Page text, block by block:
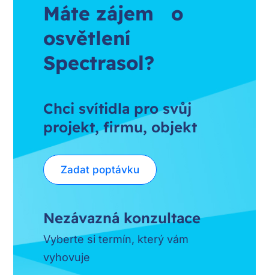
Máte zájem o
osvětlení
Spectrasol?
Chci svítidla pro svůj
projekt, firmu, objekt
Zadat poptávku
Nezávazná konzultace
Vyberte si termín, který vám
vyhovuje